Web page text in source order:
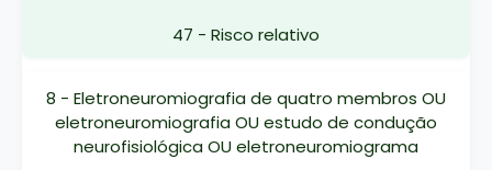
47 - Risco relativo
8 - Eletroneuromiografia de quatro membros OU
eletroneuromiografia OU estudo de condução
neurofisiológica OU eletroneuromiograma